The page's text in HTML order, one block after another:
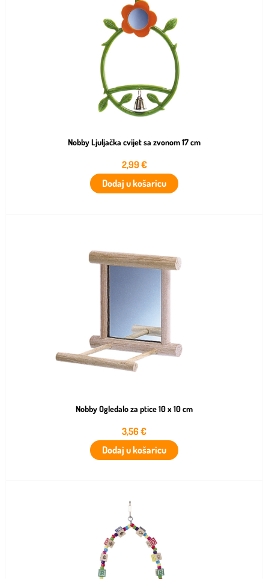
Nobby Ljuljačka cvijet sa zvonom 17 cm
2,99€
Dodaj u košaricu
Nobby Ogledalo za ptice 10 x 10 cm
3,56€
Dodaj u košaricu